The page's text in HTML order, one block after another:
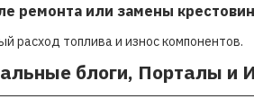
ремонта или замены
расход топлива и износ компонентов.
блоги, Порталы и